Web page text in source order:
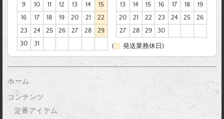
9
10 11 12 13 14
15
16
17 18 19 20 21
22
23
24 25 26 27 28
29
30
31
13
14 15 16 17 18
19
20
21 22 23 24 25
26
27
28 29 30
( 発送業務休日)
ホーム
コンテンツ
定番アイテム